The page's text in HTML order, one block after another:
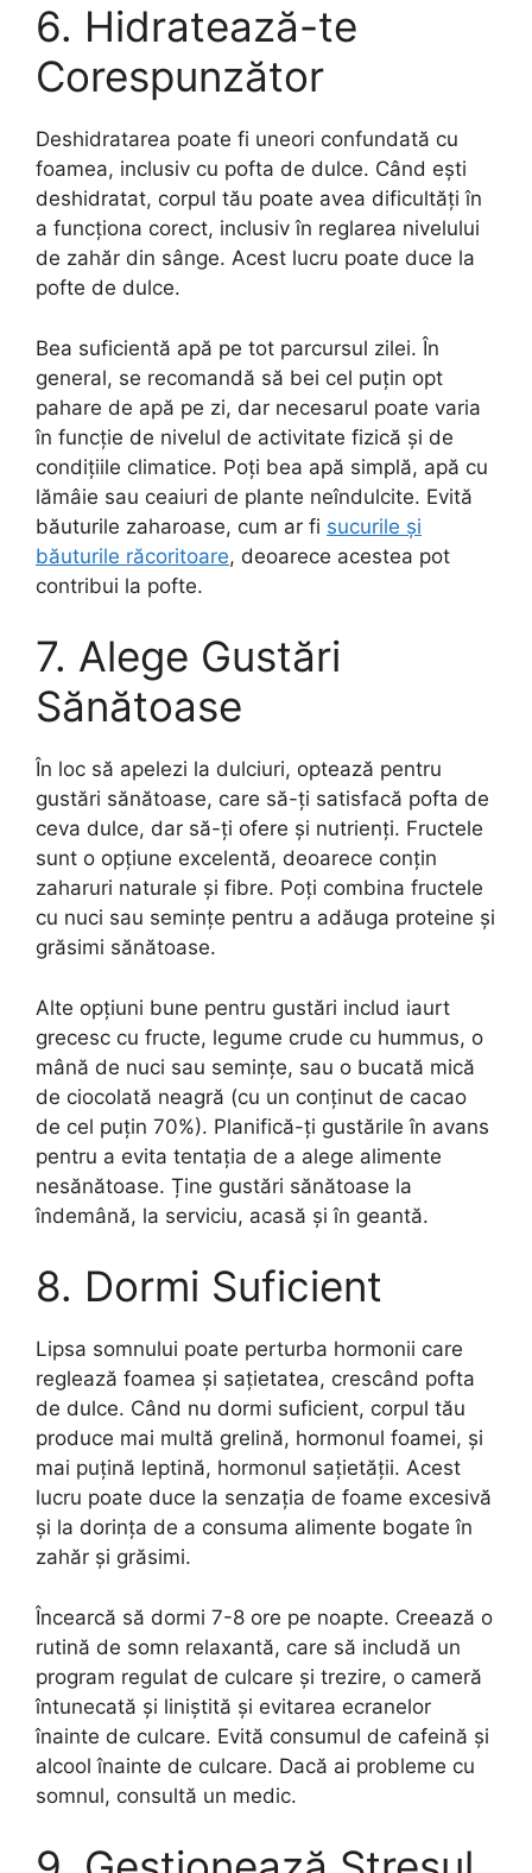
6. Hidratează-te
Corespunzător
Deshidratarea poate fi uneori confundată cu
foamea, inclusiv cu pofta de dulce. Când ești
deshidratat, corpul tău poate avea dificultăți în
a funcționa corect, inclusiv în reglarea nivelului
de zahăr din sânge. Acest lucru poate duce la
pofte de dulce.
Bea suficientă apă pe tot parcursul zilei. În
general, se recomandă să bei cel puțin opt
pahare de apă pe zi, dar necesarul poate varia
în funcție de nivelul de activitate fizică și de
condițiile climatice. Poți bea apă simplă, apă cu
lămâie sau ceaiuri de plante neîndulcite. Evită
băuturile zaharoase, cum ar fi sucurile și
băuturile răcoritoare, deoarece acestea pot
contribui la pofte.
7. Alege Gustări
Sănătoase
În loc să apelezi la dulciuri, optează pentru
gustări sănătoase, care să-ți satisfacă pofta de
ceva dulce, dar să-ți ofere și nutrienți. Fructele
sunt o opțiune excelentă, deoarece conțin
zaharuri naturale și fibre. Poți combina fructele
cu nuci sau semințe pentru a adăuga proteine și
grăsimi sănătoase.
Alte opțiuni bune pentru gustări includ iaurt
grecesc cu fructe, legume crude cu hummus, o
mână de nuci sau semințe, sau o bucată mică
de ciocolată neagră (cu un conținut de cacao
de cel puțin 70%). Planifică-ți gustările în avans
pentru a evita tentația de a alege alimente
nesănătoase. Ține gustări sănătoase la
îndemână, la serviciu, acasă și în geantă.
8. Dormi Suficient
Lipsa somnului poate perturba hormonii care
reglează foamea și sațietatea, crescând pofta
de dulce. Când nu dormi suficient, corpul tău
produce mai multă grelină, hormonul foamei, și
mai puțină leptină, hormonul sațietății. Acest
lucru poate duce la senzația de foame excesivă
și la dorința de a consuma alimente bogate în
zahăr și grăsimi.
Încearcă să dormi 7-8 ore pe noapte. Creează o
rutină de somn relaxantă, care să includă un
program regulat de culcare și trezire, o cameră
întunecată și liniștită și evitarea ecranelor
înainte de culcare. Evită consumul de cafeină și
alcool înainte de culcare. Dacă ai probleme cu
somnul, consultă un medic.